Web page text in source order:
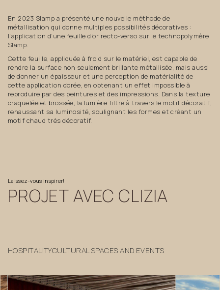
En 2023 Slamp a présenté une nouvelle méthode de
métallisation qui donne multiples possibilités décoratives :
l’application d’une feuille d’or recto-verso sur le technopolymère
Slamp.
Cette feuille, appliquée à froid sur le matériel, est capable de
rendre la surface non seulement brillante métallisée, mais aussi
de donner un épaisseur et une perception de matérialité de
cette application dorée, en obtenant un effet impossible à
reproduire par des peintures et des impressions. Dans la texture
craquelée et brossée, la lumière filtre à travers le motif décoratif,
rehaussant sa luminosité, soulignant les formes et créant un
motif chaud très décoratif.
Laissez-vous inspirer!
PROJETAVEC CLIZIA
HOSPITALITYCULTURAL SPACES AND EVENTS